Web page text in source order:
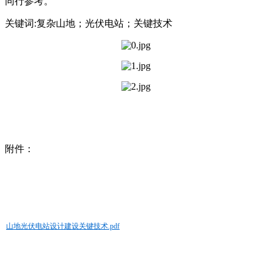
关键词:复杂山地；光伏电站；关键技术
附件：
山地光伏电站设计建设关键技术.pdf